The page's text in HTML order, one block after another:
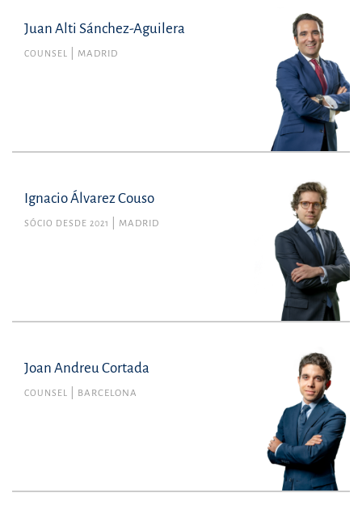
Juan Alti Sánchez-Aguilera
COUNSEL MADRID
Ignacio Álvarez Couso
SÓCIO DESDE 2021 MADRID
Joan Andreu Cortada
COUNSEL BARCELONA